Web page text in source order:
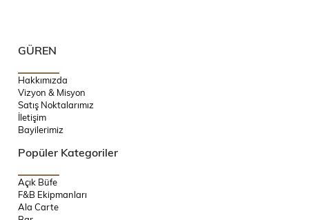
GÜREN
Hakkımızda
Vizyon & Misyon
Satış Noktalarımız
İletişim
Bayilerimiz
Popüler Kategoriler
Açık Büfe
F&B Ekipmanları
Ala Carte